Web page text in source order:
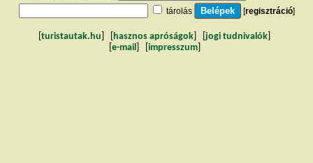
tárolás
[regisztráció]
turistautak.hu hasznos apróságok jogi tudnivalók
e-mail impresszum]